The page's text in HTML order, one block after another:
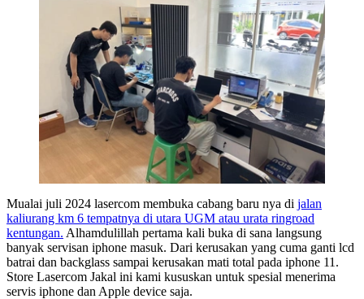
Mualai juli 2024 lasercom membuka cabang baru nya di jalan
kaliurang km 6 tempatnya di utara UGM atau urata ringroad
kentungan. Alhamdulillah pertama kali buka di sana langsung
banyak servisan iphone masuk. Dari kerusakan yang cuma ganti lcd
batrai dan backglass sampai kerusakan mati total pada iphone 11.
Store Lasercom Jakal ini kami kususkan untuk spesial menerima
servis iphone dan Apple device saja.